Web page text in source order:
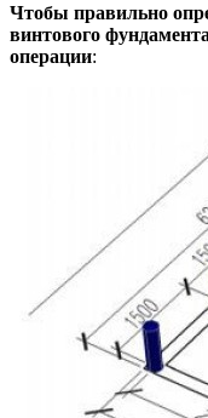
Чтобы правильно
винтового
операции: